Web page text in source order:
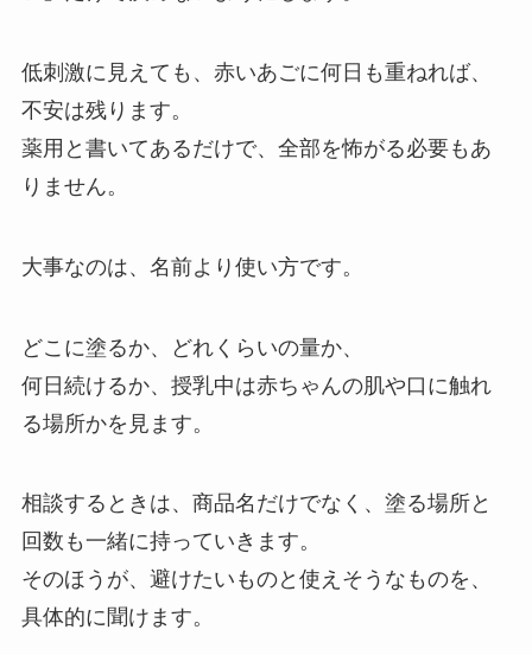
低刺激に見えても、赤いあごに何日も重ねれば、
不安は残ります。
薬用と書いてあるだけで、全部を怖がる必要もあ
りません。
大事なのは、名前より使い方です。
どこに塗るか、どれくらいの量か、
何日続けるか、授乳中は赤ちゃんの肌や口に触れ
る場所かを見ます。
相談するときは、商品名だけでなく、塗る場所と
回数も一緒に持っていきます。
そのほうが、避けたいものと使えそうなものを、
具体的に聞けます。